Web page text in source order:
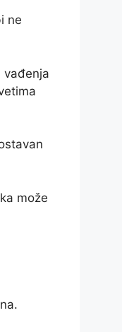
ne
vađenja
može